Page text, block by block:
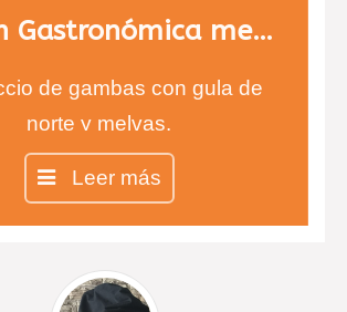
Sesión Gastronómica menú 1
de gambas con gula de
norte y melvas.
con salsa de queso
con tomillo y risotto de
ceps.
Leer más